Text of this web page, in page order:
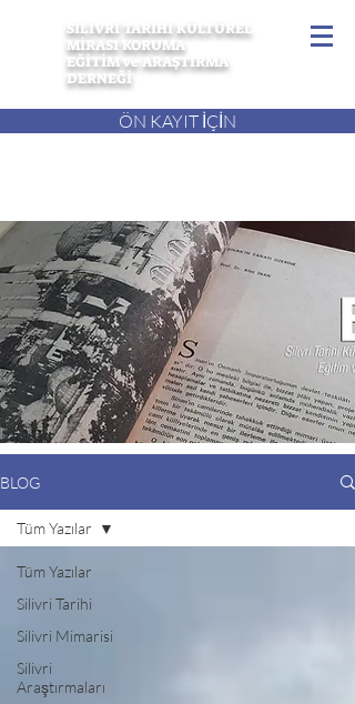
SİLİVRİ TARİHİ KÜLTÜREL
MİRASI KORUMA
EĞİTİM ve ARAŞTIRMA
DERNEĞİ
ÖN KAYIT İÇİN
BLOG
Tüm Yazılar
Silivri Tarihi
Silivri Mimarisi
Silivri
Araştırmaları
Tüm Yazılar